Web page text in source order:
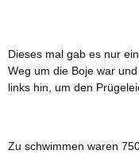
Dieses mal gab es nur
Weg um die Boje war
links hin, um den
Zu schwimmen waren